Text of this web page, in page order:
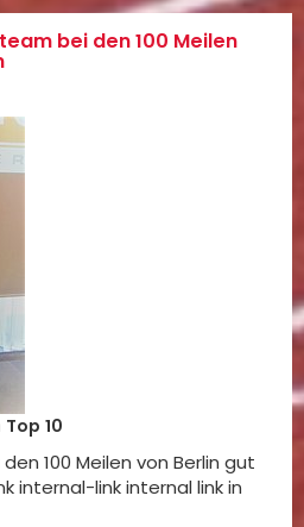
bei den 100 Meilen
10
100 Meilen von Berlin gut
internal-link internal link in